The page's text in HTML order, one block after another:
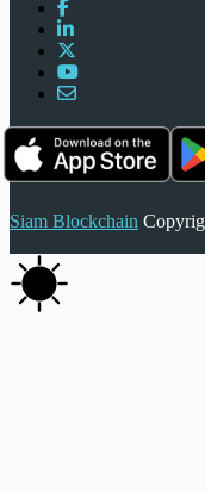
Siam Blockchain